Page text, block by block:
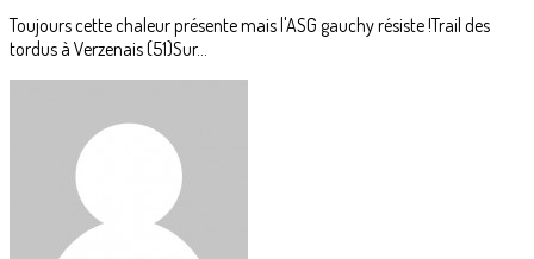
Toujours cette chaleur présente mais l'ASG gauchy résiste !Trail des
tordus à Verzenais (51)Sur...